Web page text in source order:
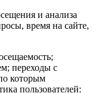
и анализа
время на сайте,
переходы с
которым
пользователей: